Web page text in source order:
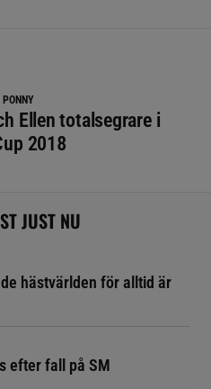
PONNY
Ellen totalsegrare i
2018
JUST NU
hästvärlden för alltid är
efter fall på SM